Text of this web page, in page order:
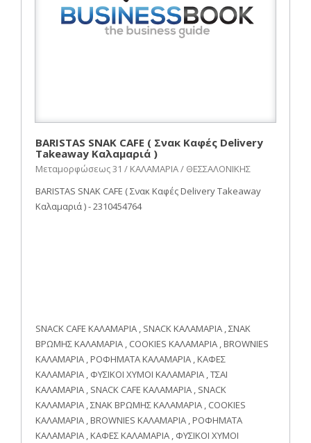
BARISTAS SNAK CAFE ( Σνακ Καφές Delivery
Takeaway Καλαμαριά )
Μεταμορφώσεως 31 / ΚΑΛΑΜΑΡΙΑ / ΘΕΣΣΑΛΟΝΙΚΗΣ
BARISTAS SNAK CAFE ( Σνακ Καφές Delivery Takeaway
Καλαμαριά ) - 2310454764
SNACK CAFE ΚΑΛΑΜΑΡΙΑ , SNACK ΚΑΛΑΜΑΡΙΑ , ΣΝΑΚ
ΒΡΩΜΗΣ ΚΑΛΑΜΑΡΙΑ , COOKIES ΚΑΛΑΜΑΡΙΑ , BROWNIES
ΚΑΛΑΜΑΡΙΑ , ΡΟΦΗΜΑΤΑ ΚΑΛΑΜΑΡΙΑ , ΚΑΦΕΣ
ΚΑΛΑΜΑΡΙΑ , ΦΥΣΙΚΟΙ ΧΥΜΟΙ ΚΑΛΑΜΑΡΙΑ , ΤΣΑΙ
ΚΑΛΑΜΑΡΙΑ , SNACK CAFE ΚΑΛΑΜΑΡΙΑ , SNACK
ΚΑΛΑΜΑΡΙΑ , ΣΝΑΚ ΒΡΩΜΗΣ ΚΑΛΑΜΑΡΙΑ , COOKIES
ΚΑΛΑΜΑΡΙΑ , BROWNIES ΚΑΛΑΜΑΡΙΑ , ΡΟΦΗΜΑΤΑ
ΚΑΛΑΜΑΡΙΑ , ΚΑΦΕΣ ΚΑΛΑΜΑΡΙΑ , ΦΥΣΙΚΟΙ ΧΥΜΟΙ